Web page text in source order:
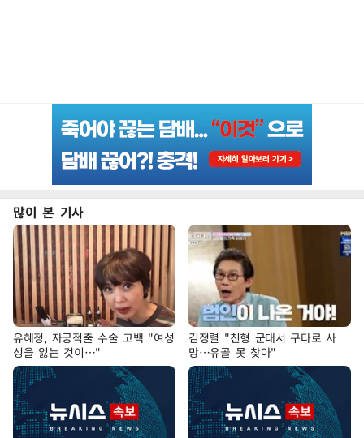
많이 본 기사
유혜정, 자궁적출 수술 고백 "여성
성을 잃는 것이…"
김정렬 "친형 군대서 구타로 사
망…유골 못 찾아"